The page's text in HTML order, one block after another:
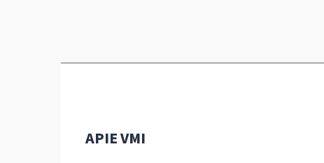
APIE VMI